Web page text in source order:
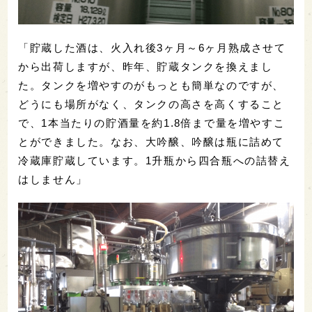
「貯蔵した酒は、火入れ後3ヶ月～6ヶ月熟成させて
から出荷しますが、昨年、貯蔵タンクを換えまし
た。タンクを増やすのがもっとも簡単なのですが、
どうにも場所がなく、タンクの高さを高くすること
で、1本当たりの貯酒量を約1.8倍まで量を増やすこ
とができました。なお、大吟醸、吟醸は瓶に詰めて
冷蔵庫貯蔵しています。1升瓶から四合瓶への詰替え
はしません」